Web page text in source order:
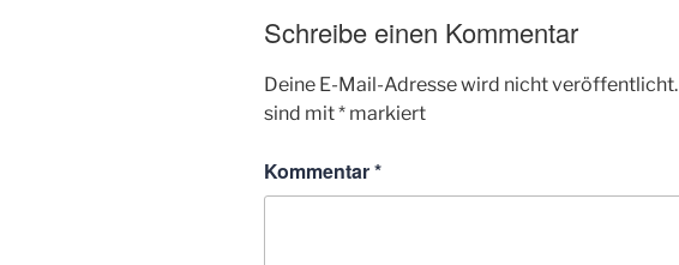
Schreibe einen Kommentar
Deine E-Mail-Adresse wird nicht veröffentlicht.
sind mit* markiert
Kommentar*